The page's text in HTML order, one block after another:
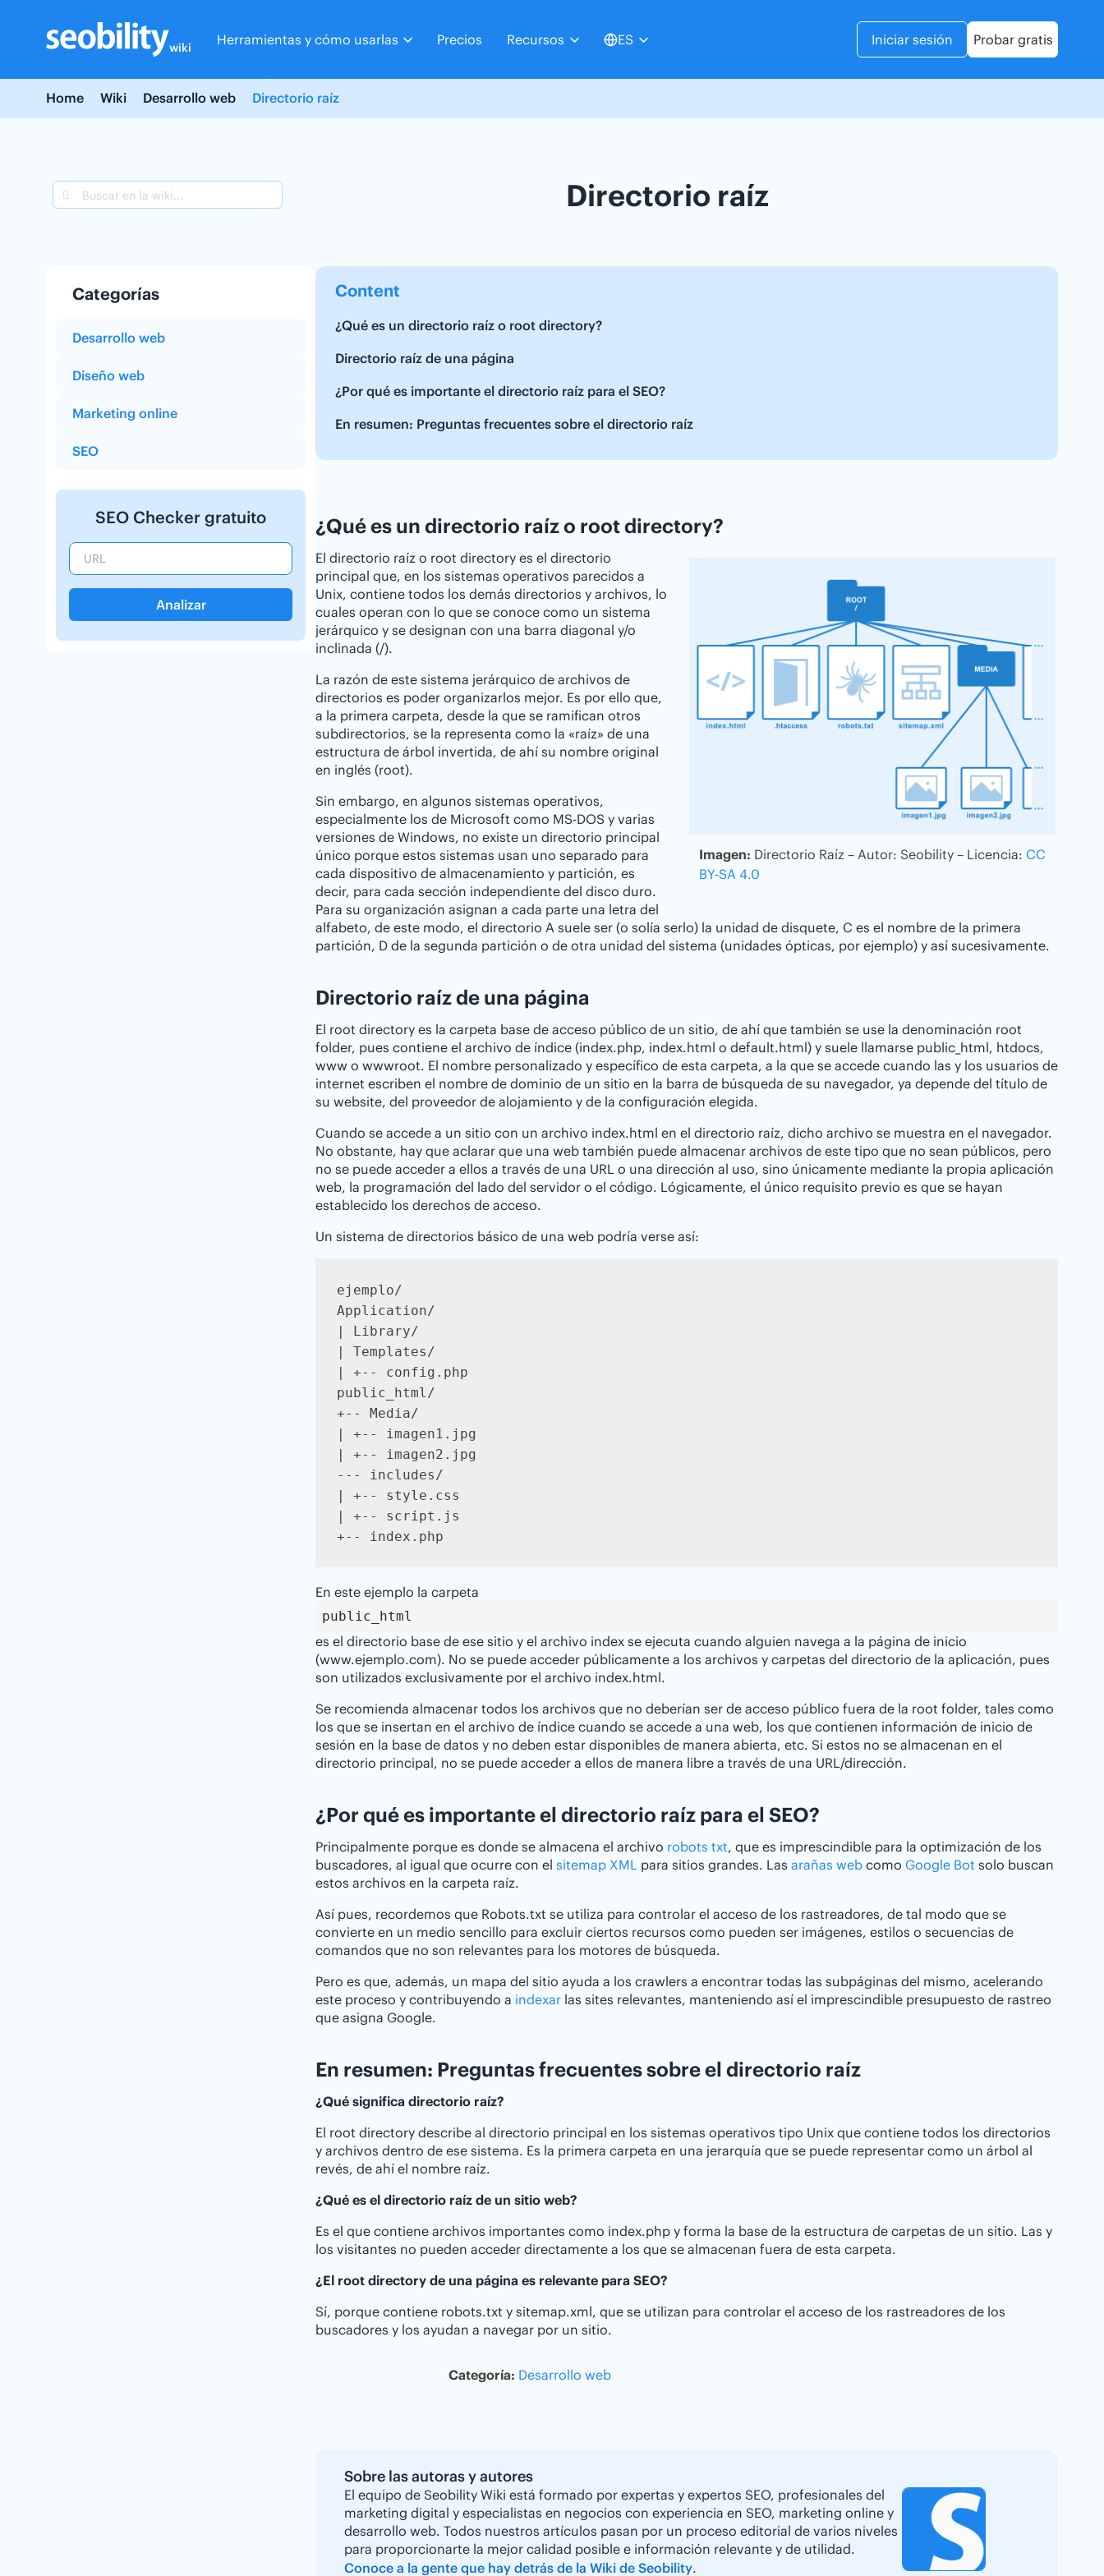
content
wiki Herramientas y cómo usarlas Precios Recursos ES Iniciar sesión Probar gratis
Home Wiki Desarrollo web Directorio raíz
Directorio raíz
Categorías
Desarrollo web
Diseño web
Marketing online
SEO
SEO Checker gratuito
Analizar
Content
¿Qué es un directorio raíz o root directory?
Directorio raíz de una página
¿Por qué es importante el directorio raíz para el SEO?
En resumen: Preguntas frecuentes sobre el directorio raíz
¿Qué es un directorio raíz o root directory?
Imagen: Directorio Raíz – Autor: Seobility – Licencia: CC
BY-SA 4.0
El directorio raíz o root directory es el directorio
principal que, en los sistemas operativos parecidos a
Unix, contiene todos los demás directorios y archivos, lo
cuales operan con lo que se conoce como un sistema
jerárquico y se designan con una barra diagonal y/o
inclinada (/).
La razón de este sistema jerárquico de archivos de
directorios es poder organizarlos mejor. Es por ello que,
a la primera carpeta, desde la que se ramifican otros
subdirectorios, se la representa como la «raíz» de una
estructura de árbol invertida, de ahí su nombre original
en inglés (root).
Sin embargo, en algunos sistemas operativos,
especialmente los de Microsoft como MS-DOS y varias
versiones de Windows, no existe un directorio principal
único porque estos sistemas usan uno separado para
cada dispositivo de almacenamiento y partición, es
decir, para cada sección independiente del disco duro.
Para su organización asignan a cada parte una letra del
alfabeto, de este modo, el directorio A suele ser (o solía serlo) la unidad de disquete, C es el nombre de la primera
partición, D de la segunda partición o de otra unidad del sistema (unidades ópticas, por ejemplo) y así sucesivamente.
Directorio raíz de una página
El root directory es la carpeta base de acceso público de un sitio, de ahí que también se use la denominación root
folder, pues contiene el archivo de índice (index.php, index.html o default.html) y suele llamarse public_html, htdocs,
www o wwwroot. El nombre personalizado y específico de esta carpeta, a la que se accede cuando las y los usuarios de
internet escriben el nombre de dominio de un sitio en la barra de búsqueda de su navegador, ya depende del título de
su website, del proveedor de alojamiento y de la configuración elegida.
Cuando se accede a un sitio con un archivo index.html en el directorio raíz, dicho archivo se muestra en el navegador.
No obstante, hay que aclarar que una web también puede almacenar archivos de este tipo que no sean públicos, pero
no se puede acceder a ellos a través de una URL o una dirección al uso, sino únicamente mediante la propia aplicación
web, la programación del lado del servidor o el código. Lógicamente, el único requisito previo es que se hayan
establecido los derechos de acceso.
Un sistema de directorios básico de una web podría verse así:
ejemplo/
Application/
| Library/
| Templates/
| +-- config.php
public_html/
+-- Media/
| +-- imagen1.jpg
| +-- imagen2.jpg
--- includes/
| +-- style.css
| +-- script.js
+-- index.php
En este ejemplo la carpeta
public_html
es el directorio base de ese sitio y el archivo index se ejecuta cuando alguien navega a la página de inicio
(www.ejemplo.com). No se puede acceder públicamente a los archivos y carpetas del directorio de la aplicación, pues
son utilizados exclusivamente por el archivo index.html.
Se recomienda almacenar todos los archivos que no deberían ser de acceso público fuera de la root folder, tales como
los que se insertan en el archivo de índice cuando se accede a una web, los que contienen información de inicio de
sesión en la base de datos y no deben estar disponibles de manera abierta, etc. Si estos no se almacenan en el
directorio principal, no se puede acceder a ellos de manera libre a través de una URL/dirección.
¿Por qué es importante el directorio raíz para el SEO?
Principalmente porque es donde se almacena el archivo robots txt, que es imprescindible para la optimización de los
buscadores, al igual que ocurre con el sitemap XML para sitios grandes. Las arañas web como Google Bot solo buscan
estos archivos en la carpeta raíz.
Así pues, recordemos que Robots.txt se utiliza para controlar el acceso de los rastreadores, de tal modo que se
convierte en un medio sencillo para excluir ciertos recursos como pueden ser imágenes, estilos o secuencias de
comandos que no son relevantes para los motores de búsqueda.
Pero es que, además, un mapa del sitio ayuda a los crawlers a encontrar todas las subpáginas del mismo, acelerando
este proceso y contribuyendo a indexar las sites relevantes, manteniendo así el imprescindible presupuesto de rastreo
que asigna Google.
En resumen: Preguntas frecuentes sobre el directorio raíz
¿Qué significa directorio raíz?
El root directory describe al directorio principal en los sistemas operativos tipo Unix que contiene todos los directorios
y archivos dentro de ese sistema. Es la primera carpeta en una jerarquía que se puede representar como un árbol al
revés, de ahí el nombre raíz.
¿Qué es el directorio raíz de un sitio web?
Es el que contiene archivos importantes como index.php y forma la base de la estructura de carpetas de un sitio. Las y
los visitantes no pueden acceder directamente a los que se almacenan fuera de esta carpeta.
¿El root directory de una página es relevante para SEO?
Sí, porque contiene robots.txt y sitemap.xml, que se utilizan para controlar el acceso de los rastreadores de los
buscadores y los ayudan a navegar por un sitio.
Categoría: Desarrollo web
Sobre las autoras y autores
El equipo de Seobility Wiki está formado por expertas y expertos SEO, profesionales del
marketing digital y especialistas en negocios con experiencia en SEO, marketing online y
desarrollo web. Todos nuestros artículos pasan por un proceso editorial de varios niveles
para proporcionarte la mejor calidad posible e información relevante y de utilidad.
Conoce a la gente que hay detrás de la Wiki de Seobility.